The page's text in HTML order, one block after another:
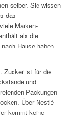
selber. Sie wissen
das
Marken-
als die
Hause haben
Zucker ist für die
und
Packungen
Über Nestlé
kommt keine